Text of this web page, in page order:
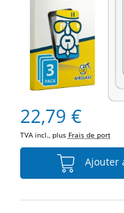
22,79 €
TVA incl., plus Frais de port
Ajouter